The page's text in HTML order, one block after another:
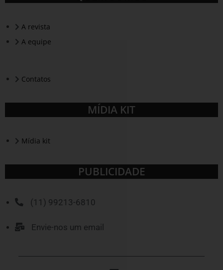
A revista
A equipe
Contatos
MÍDIA KIT
Mídia kit
PUBLICIDADE
(11) 99213-6810
Envie-nos um email